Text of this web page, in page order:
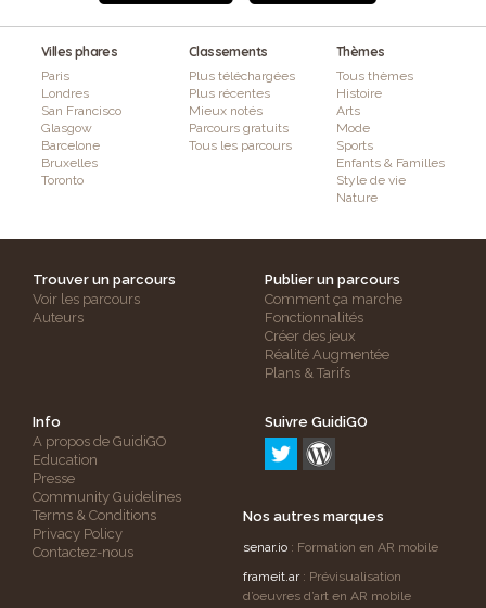
Villes phares
Paris
Londres
San Francisco
Glasgow
Barcelone
Bruxelles
Toronto
Classements
Plus téléchargées
Plus récentes
Mieux notés
Parcours gratuits
Tous les parcours
Thèmes
Tous thèmes
Histoire
Arts
Mode
Sports
Enfants & Familles
Style de vie
Nature
Trouver un parcours
Voir les parcours
Auteurs
Publier un parcours
Comment ça marche
Fonctionnalités
Créer des jeux
Réalité Augmentée
Plans & Tarifs
Info
A propos de GuidiGO
Education
Presse
Community Guidelines
Terms & Conditions
Privacy Policy
Contactez-nous
Suivre GuidiGO
Nos autres marques
senar.io : Formation en AR mobile
frameit.ar: Prévisualisation
d’oeuvres d’art en AR mobile